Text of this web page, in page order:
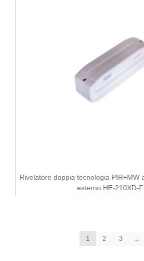
Rivelatore doppia tecnologia PIR+MW
esterno HE-210XD-
1 2 3 →